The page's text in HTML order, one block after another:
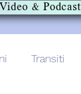
Video & Podcast
Transiti